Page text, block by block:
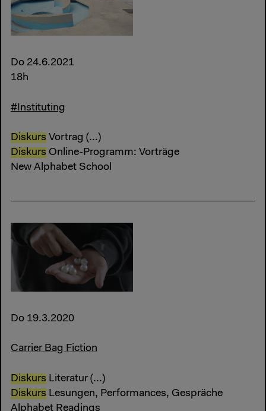
Do 24.6.2021
18h
#Instituting
Diskurs Vortrag (...)
Diskurs Online-Programm: Vorträge
New Alphabet School
Do 19.3.2020
Carrier Bag Fiction
Diskurs Literatur (...)
Diskurs Lesungen, Performances, Gespräche
Alphabet Readings